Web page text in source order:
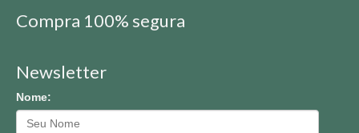
Compra 100% segura
Newsletter
Nome: